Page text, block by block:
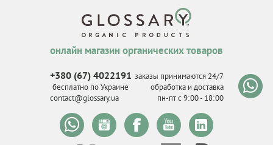
онлайн магазин органических товаров
+380 (67) 4022191
бесплатно по Украине
contact@glossary.ua
заказы принимаются 24/7
обработка и доставка
пн-пт с 9:00 - 18:00